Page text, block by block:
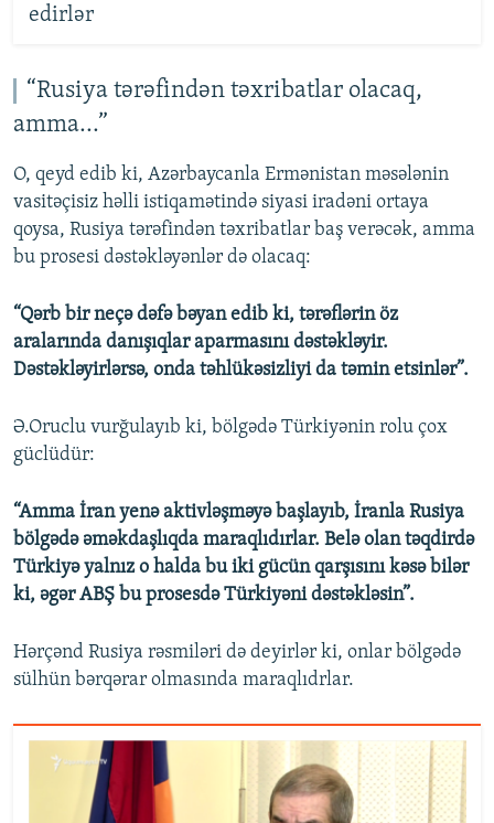
edirlər
“Rusiya tərəfindən təxribatlar olacaq,
amma...”
O, qeyd edib ki, Azərbaycanla Ermənistan məsələnin
vasitəçisiz həlli istiqamətində siyasi iradəni ortaya
qoysa, Rusiya tərəfindən təxribatlar baş verəcək, amma
bu prosesi dəstəkləyənlər də olacaq:
“Qərb bir neçə dəfə bəyan edib ki, tərəflərin öz
aralarında danışıqlar aparmasını dəstəkləyir.
Dəstəkləyirlərsə, onda təhlükəsizliyi da təmin etsinlər”.
Ə.Oruclu vurğulayıb ki, bölgədə Türkiyənin rolu çox
güclüdür:
“Amma İran yenə aktivləşməyə başlayıb, İranla Rusiya
bölgədə əməkdaşlıqda maraqlıdırlar. Belə olan təqdirdə
Türkiyə yalnız o halda bu iki gücün qarşısını kəsə bilər
ki, əgər ABŞ bu prosesdə Türkiyəni dəstəkləsin”.
Hərçənd Rusiya rəsmiləri də deyirlər ki, onlar bölgədə
sülhün bərqərar olmasında maraqlıdrlar.